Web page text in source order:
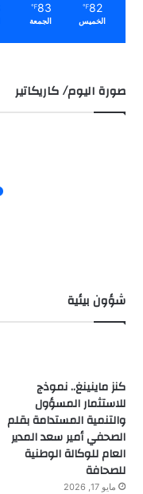
82
℉
الخميس
83
℉
الجمعة
صورة اليوم/ كاريكاتير
شؤون بيئية
كنز ماينينغ.. نموذج
للاستثمار المسؤول
والتنمية المستدامة بقلم
الصحفي أمير سعد المدير
العام للوكالة الوطنية
للصحافة
مايو 17, 2026